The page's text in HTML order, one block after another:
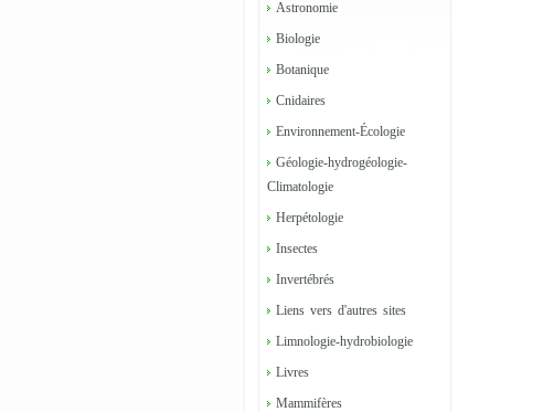
Astronomie
Biologie
Botanique
Cnidaires
Environnement-Écologie
Géologie-hydrogéologie-
Climatologie
Herpétologie
Insectes
Invertébrés
Liens vers d'autres sites
Limnologie-hydrobiologie
Livres
Mammifères